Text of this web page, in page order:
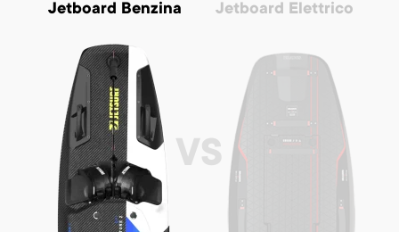
VS
Jetboard Benzina Jetboard Elettrico